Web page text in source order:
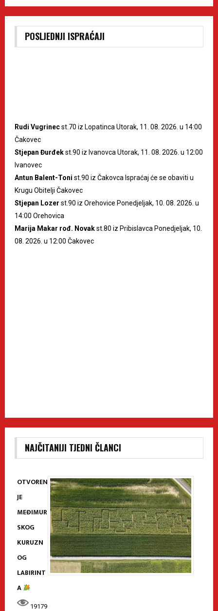
POSLJEDNJI ISPRAĆAJI
Rudi Vugrinecst.70 iz Lopatinca Utorak, 11. 08. 2026. u 14:00
Čakovec
Stjepan Đurđekst.90 iz Ivanovca Utorak, 11. 08. 2026. u 12:00
Ivanovec
Antun Balent-Toni st.90 iz Čakovca Ispraćaj će se obaviti u
Krugu Obitelji Čakovec
Stjepan Lozer st.90 iz Orehovice Ponedjeljak, 10. 08. 2026. u
14:00 Orehovica
Marija Makar rođ. Novakst.80 iz Pribislavca Ponedjeljak, 10.
08. 2026. u 12:00 Čakovec
NAJČITANIJI TJEDNI ČLANCI
OTVOREN
JE
MEĐIMUR
SKOG
KURUZN
OG
LABIRINT
A
19179